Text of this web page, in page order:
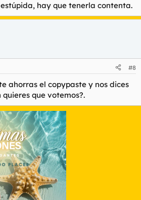
hay que tenerla contenta.
#8
ahorras el copypaste y nos dices
que votemos?.